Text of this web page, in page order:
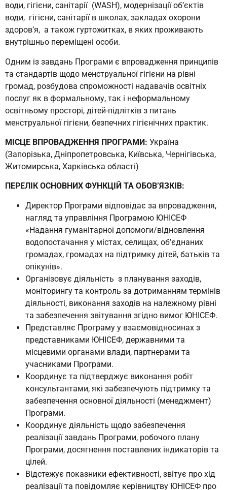
води, гігієни, санітарії (WASH), модернізації об’єктів
води, гігієни, санітарії в школах, закладах охорони
здоров’я, а також гуртожитках, в яких проживають
внутрішньо переміщені особи.
Одним із завдань Програми є впровадження принципів
та стандартів щодо менструальної гігієни на рівні
громад, розбудова спроможності надавачів освітніх
послуг як в формальному, так і неформальному
освітньому просторі, дітей-підлітків з питань
менструальної гігієни, безпечних гігієнічних практик.
МІСЦЕ ВПРОВАДЖЕННЯ ПРОГРАМИ: Україна
(Запорізька, Дніпропетровська, Київська, Чернігівська,
Житомирська, Харківська області)
ПЕРЕЛІК ОСНОВНИХ ФУНКЦІЙ ТА ОБОВ’ЯЗКІВ:
Директор Програми відповідає за впровадження,
нагляд та управління Програмою ЮНІСЕФ
«Надання гуманітарної допомоги/відновлення
водопостачання у містах, селищах, об’єднаних
громадах, громадах на підтримку дітей, батьків та
опікунів».
Організовує діяльність з планування заходів,
моніторингу та контроль за дотриманням термінів
діяльності, виконання заходів на належному рівні
та забезпечення звітування згідно вимог ЮНІСЕФ.
Представляє Програму у взаємовідносинах з
представниками ЮНІСЕФ, державними та
місцевими органами влади, партнерами та
учасниками Програми.
Координує та підтверджує виконання робіт
консультантами, які забезпечують підтримку та
забезпечення основної діяльності (менеджмент)
Програми.
Координує діяльність щодо забезпечення
реалізації завдань Програми, робочого плану
Програми, досягнення поставлених індикаторів та
цілей.
Відстежує показники ефективності, звітує про хід
реалізації та повідомляє керівництву ЮНІСЕФ про